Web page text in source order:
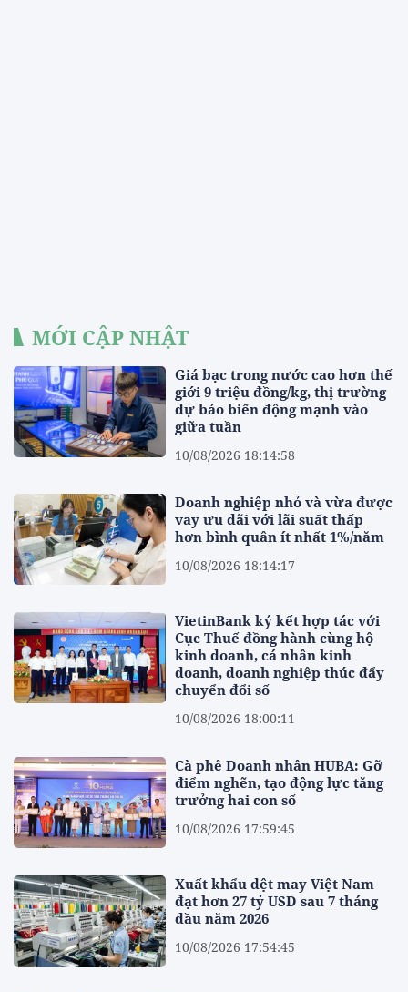
MỚI CẬP NHẬT
Giá bạc trong nước cao hơn thế
giới 9 triệu đồng/kg, thị trường
dự báo biến động mạnh vào
giữa tuần
10/08/2026 18:14:58
Doanh nghiệp nhỏ và vừa được
vay ưu đãi với lãi suất thấp
hơn bình quân ít nhất 1%/năm
10/08/2026 18:14:17
VietinBank ký kết hợp tác với
Cục Thuế đồng hành cùng hộ
kinh doanh, cá nhân kinh
doanh, doanh nghiệp thúc đẩy
chuyển đổi số
10/08/2026 18:00:11
Cà phê Doanh nhân HUBA: Gỡ
điểm nghẽn, tạo động lực tăng
trưởng hai con số
10/08/2026 17:59:45
Xuất khẩu dệt may Việt Nam
đạt hơn 27 tỷ USD sau 7 tháng
đầu năm 2026
10/08/2026 17:54:45